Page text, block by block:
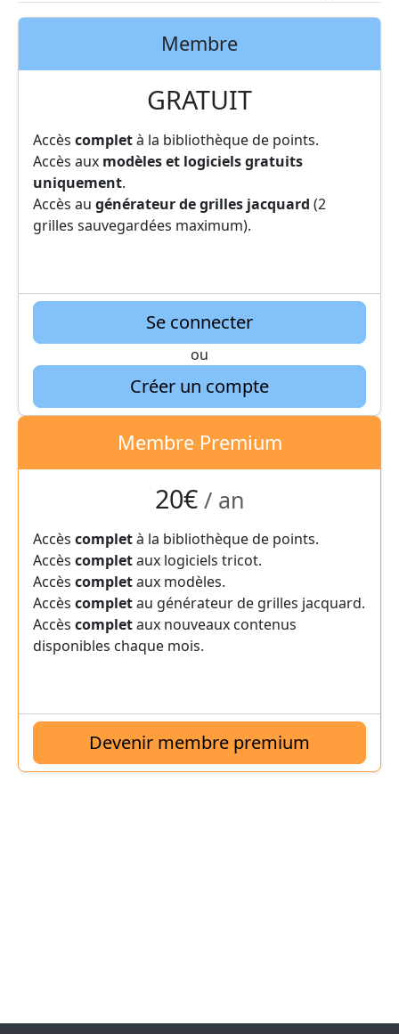
Membre
GRATUIT
Accès completà la bibliothèque de points.
Accès aux modèles et logiciels gratuits
uniquement.
Accès au générateur de grilles jacquard (2
grilles sauvegardées maximum).
Se connecter
ou
Créer un compte
Membre Premium
20€/ an
Accès completà la bibliothèque de points.
Accès completaux logiciels tricot.
Accès completaux modèles.
Accès completau générateur de grilles jacquard.
Accès completaux nouveaux contenus
disponibles chaque mois.
Devenir membre premium